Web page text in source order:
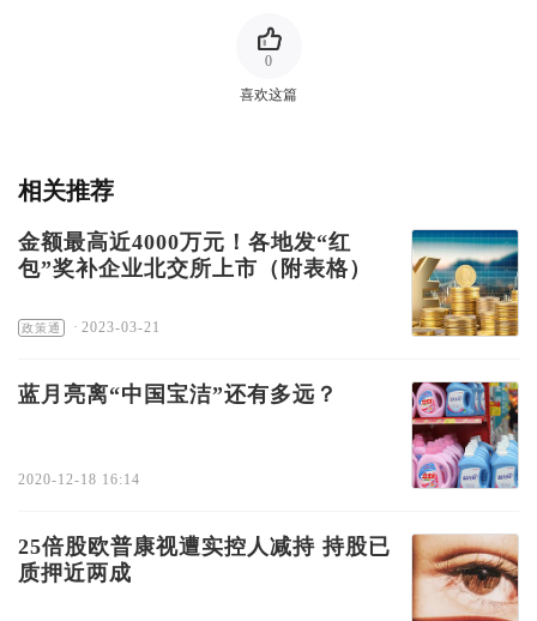
喜欢这篇
0
相关推荐
金额最高近4000万元！各地发“红
包”奖补企业北交所上市（附表格）
政策通 · 2023-03-21
蓝月亮离“中国宝洁”还有多远？
2020-12-18 16:14
25倍股欧普康视遭实控人减持 持股已
质押近两成